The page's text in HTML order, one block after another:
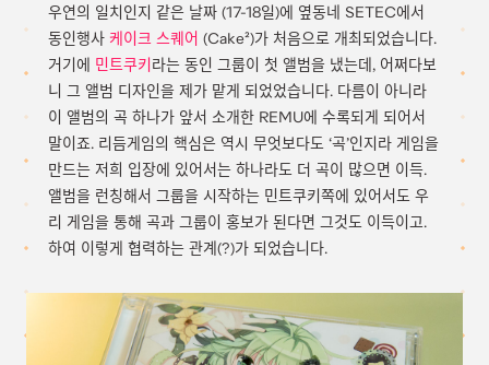
우연의 일치인지 같은 날짜 (17-18일)에 옆동네 SETEC에서
동인행사 케이크 스퀘어 (Cake²)가 처음으로 개최되었습니다.
거기에 민트쿠키 라는 동인 그룹이 첫 앨범을 냈는데, 어쩌다보
니 그 앨범 디자인을 제가 맡게 되었었습니다. 다름이 아니라
이 앨범의 곡 하나가 앞서 소개한 REMU에 수록되게 되어서
말이죠. 리듬게임의 핵심은 역시 무엇보다도 ‘곡’인지라 게임을
만드는 저희 입장에 있어서는 하나라도 더 곡이 많으면 이득.
앨범을 런칭해서 그룹을 시작하는 민트쿠키쪽에 있어서도 우
리 게임을 통해 곡과 그룹이 홍보가 된다면 그것도 이득이고.
하여 이렇게 협력하는 관계(?)가 되었습니다.